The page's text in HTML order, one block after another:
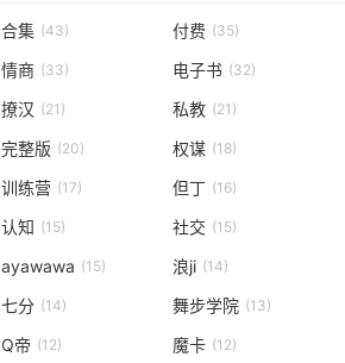
合集 (43) 付费 (35)
情商 (33) 电子书 (32)
撩汉 (21) 私教 (21)
完整版 (20) 权谋 (18)
训练营 (17) 但丁 (16)
认知 (15) 社交 (15)
ayawawa (15) 浪ji (14)
七分 (14) 舞步学院 (13)
Q帝 (12) 魔卡 (12)